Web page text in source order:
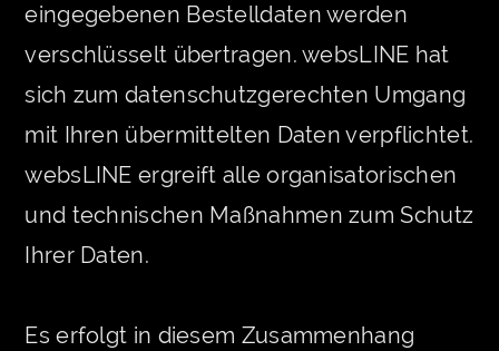
eingegebenen Bestelldaten werden
verschlüsselt übertragen. websLINE hat
sich zum datenschutzgerechten Umgang
mit Ihren übermittelten Daten verpflichtet.
websLINE ergreift alle organisatorischen
und technischen Maßnahmen zum Schutz
Ihrer Daten.
Es erfolgt in diesem Zusammenhang